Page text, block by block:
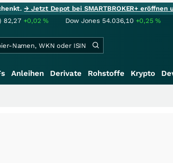
→ Jetzt Depot bei SMARTBROKER+ eröffnen
82,27 +0,02% Dow Jones 54.036,10 +0,25%
Anleihen Derivate Rohstoffe Krypto